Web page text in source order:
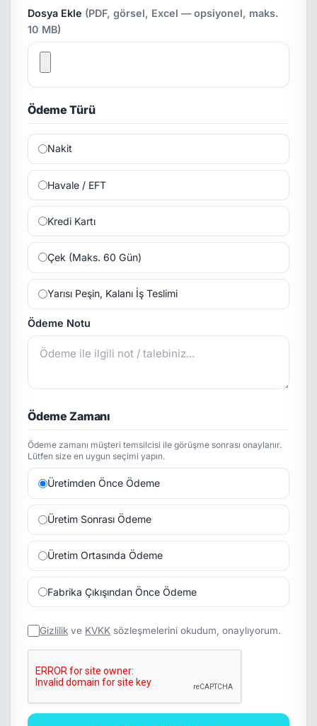
Dosya Ekle (PDF, görsel, Excel — opsiyonel, maks.
10 MB)
Ödeme Türü
Nakit
Havale / EFT
Kredi Kartı
Çek (Maks. 60 Gün)
Yarısı Peşin, Kalanı İş Teslimi
Ödeme Notu
Ödeme Zamanı
Ödeme zamanı müşteri temsilcisi ile görüşme sonrası onaylanır.
Lütfen size en uygun seçimi yapın.
Üretimden Önce Ödeme
Üretim Sonrası Ödeme
Üretim Ortasında Ödeme
Fabrika Çıkışından Önce Ödeme
Gizlilik ve KVKK sözleşmelerini okudum, onaylıyorum.